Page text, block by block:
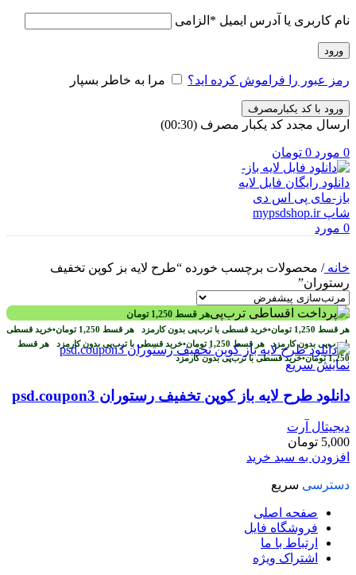
نام کاربری یا آدرس ایمیل * الزامی
ورود
رمز عبور را فراموش کرده اید؟ مرا به خاطر بسپار
ورود با کد یکبارمصرف
ارسال مجدد کد یکبار مصرف (00:
30
)
0 مورد 0 تومان
0 مورد
خانه/ محصولات برچسب خورده “طرح لایه بز کوپن تخفیف
رستوران”
هر قسط 1,250 تومان
هر قسط 1,250 تومان•خرید قسطی با ترب‌پی بدون کارمزد هر قسط 1,250 تومان•خرید قسطی
با ترب‌پی بدون کارمزد هر قسط 1,250 تومان•خرید قسطی با ترب‌پی بدون کارمزد هر قسط
1,250 تومان•خرید قسطی با ترب‌پی بدون کارمزدنمایش سریع
دانلود طرح لایه باز کوپن تخفیف رستوران psd.coupon3
دیجیتال آرت
5,000 تومان
افزودن به سبد خرید
دسترسی سریع
صفحه اصلی
فروشگاه فایل
ارتباط با ما
اشتراک ویژه